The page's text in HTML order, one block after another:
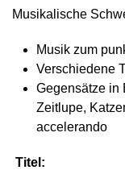
Musikalische
Musik zum
Verschiedene
Gegensätze in
Zeitlupe,
accelerando
Titel: